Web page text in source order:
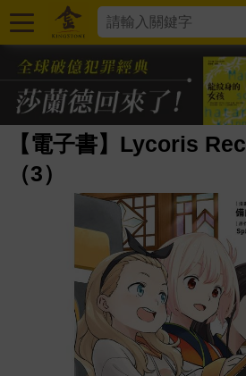
【電子書】Lycoris
（3）